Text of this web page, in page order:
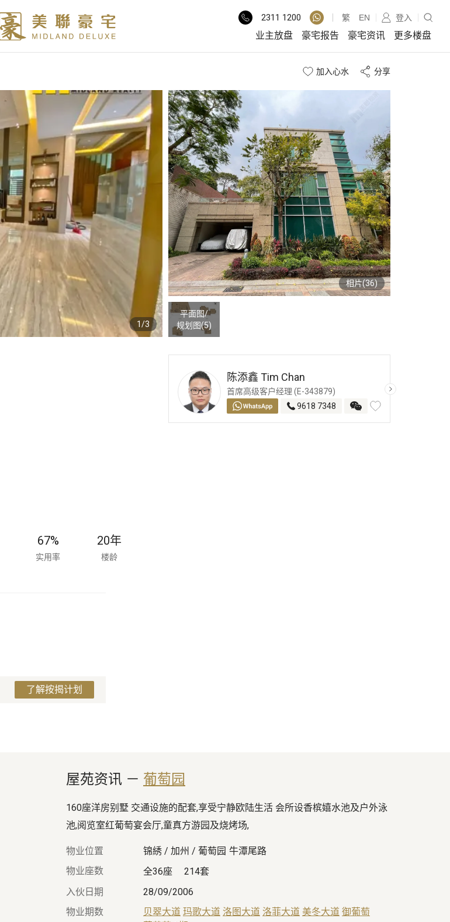
业主放盘 豪宅报告 豪宅资讯 更多楼盘
2311 1200 繁 EN 登入
加入心水 分享
1/3
相片(36)
平面图/
规划图(5)
67%
实用率
20年
楼龄
了解按揭计划
陈添鑫 Tim Chan
首席高级客户经理 (E-343879)
9618 7348
屋苑资讯 － 葡萄园
160座洋房别墅 交通设施的配套,享受宁静欧陆生活 会所设香槟嬉水池及户外泳
池,阅览室红葡萄宴会厅,童真方游园及烧烤场,
物业位置 锦綉 / 加州 / 葡萄园 牛潭尾路
物业座数
全36座
214套
入伙日期
28/09/2006
物业期数
贝翠大道 玛歌大道 洛图大道 洛菲大道 美冬大道 御葡萄